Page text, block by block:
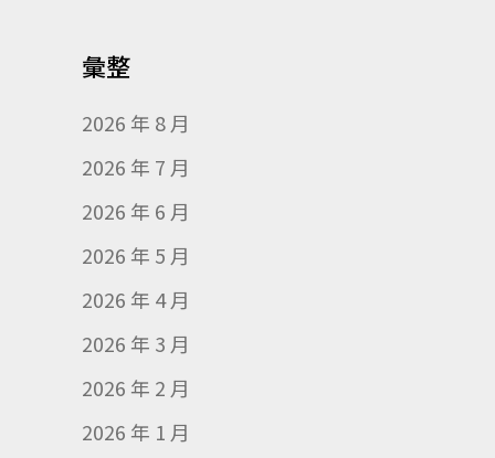
彙整
2026 年 8 月
2026 年 7 月
2026 年 6 月
2026 年 5 月
2026 年 4 月
2026 年 3 月
2026 年 2 月
2026 年 1 月